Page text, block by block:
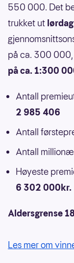
550 000. Det
trukket ut
på ca. 300 000,
på ca. 1:300
Antall
2 985 406
Antall
Antall
Høyeste
6 302 000kr.
Aldersgrense
Les mer om